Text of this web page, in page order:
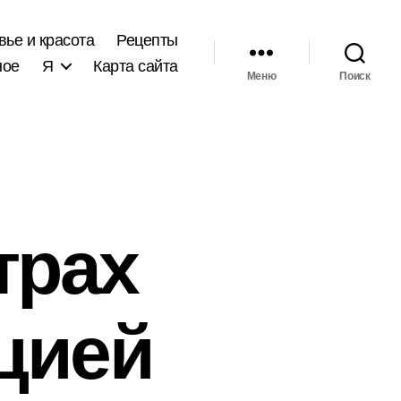
и красота
Рецепты
Я Карта сайта Меню Поиск